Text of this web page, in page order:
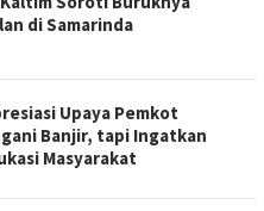
di Samarinda
Upaya Pemkot
Banjir, tapi Ingatkan
Masyarakat